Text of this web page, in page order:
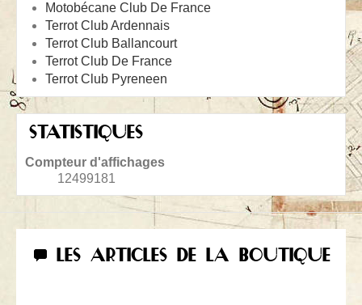
Motobécane Club De France
Terrot Club Ardennais
Terrot Club Ballancourt
Terrot Club De France
Terrot Club Pyreneen
STATISTIQUES
Compteur d'affichages
12499181
LES ARTICLES DE LA BOUTIQUE